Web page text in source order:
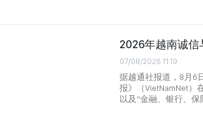
2026年越南诚
07/08/2026 11:19
据越通社报道，8月6
报》（VietNamNet）
以及“金融、银行、保